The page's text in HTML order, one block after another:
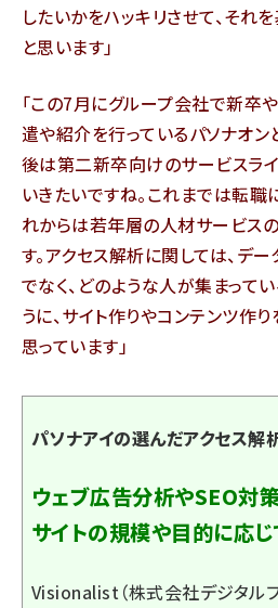
したいかをハッキリさせて、それ
と思います」
「この7月にグループ会社で新
遣や紹介を行っているパソナオン
後は第二新卒向けのサービスラ
いきたいですね。これまでは転職
れからは若年層の人材サービス
す。アクセス解析に関しては、デ
でなく、どのような人が集まって
うに、サイト作りやコンテンツ作
思っています」
パソナアイの選んだアクセス解
ウェブ広告分析やSEO対
サイトの規模や目的に応
Visionalist（株式会社デジタルフ